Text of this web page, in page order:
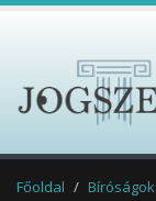
Főoldal Bíróságok